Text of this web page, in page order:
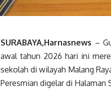
SURABAYA,Harnasnews –
awal tahun 2026 hari ini
sekolah di wilayah Malang
Peresmian digelar di Halaman